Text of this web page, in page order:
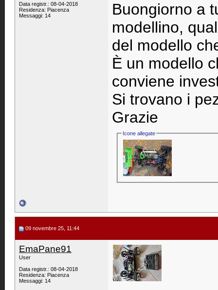
Data registr.: 08-04-2018
Residenza: Piacenza
Messaggi: 14
Buongiorno a
modellino,
del modello
È un modello
conviene
Si trovano i
Grazie
Icone allegate
09 novembre 25, 11:44
EmaPane91
User
Data registr.: 08-04-2018
Residenza: Piacenza
Messaggi: 14